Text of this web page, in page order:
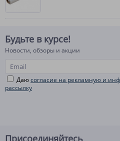
Будьте в курсе!
Новости, обзоры и акции
Даюсогласие на рекламную и
рассылку
Присоединяйтесь